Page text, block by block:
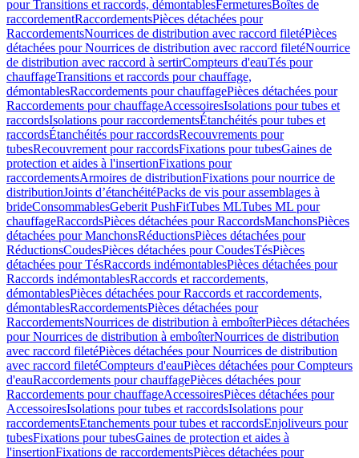
pour Transitions et raccords, démontablesFermeturesBoîtes de
raccordementRaccordementsPièces détachées pour
RaccordementsNourrices de distribution avec raccord filetéPièces
détachées pour Nourrices de distribution avec raccord filetéNourrice
de distribution avec raccord à sertirCompteurs d'eauTés pour
chauffageTransitions et raccords pour chauffage,
démontablesRaccordements pour chauffagePièces détachées pour
Raccordements pour chauffageAccessoiresIsolations pour tubes et
raccordsIsolations pour raccordementsÉtanchéités pour tubes et
raccordsÉtanchéités pour raccordsRecouvrements pour
tubesRecouvrement pour raccordsFixations pour tubesGaines de
protection et aides à l'insertionFixations pour
raccordementsArmoires de distributionFixations pour nourrice de
distributionJoints d’étanchéitéPacks de vis pour assemblages à
brideConsommablesGeberit PushFitTubes MLTubes ML pour
chauffageRaccordsPièces détachées pour RaccordsManchonsPièces
détachées pour ManchonsRéductionsPièces détachées pour
RéductionsCoudesPièces détachées pour CoudesTésPièces
détachées pour TésRaccords indémontablesPièces détachées pour
Raccords indémontablesRaccords et raccordements,
démontablesPièces détachées pour Raccords et raccordements,
démontablesRaccordementsPièces détachées pour
RaccordementsNourrices de distribution à emboîterPièces détachées
pour Nourrices de distribution à emboîterNourrices de distribution
avec raccord filetéPièces détachées pour Nourrices de distribution
avec raccord filetéCompteurs d'eauPièces détachées pour Compteurs
d'eauRaccordements pour chauffagePièces détachées pour
Raccordements pour chauffageAccessoiresPièces détachées pour
AccessoiresIsolations pour tubes et raccordsIsolations pour
raccordementsEtanchements pour tubes et raccordsEnjoliveurs pour
tubesFixations pour tubesGaines de protection et aides à
l'insertionFixations de raccordementsPièces détachées pour